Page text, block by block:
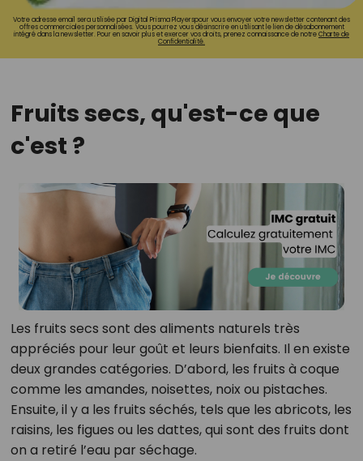
Votre adresse email sera utilisée par Digital Prisma Playerspour vous envoyer votre newsletter contenant des
offres commerciales personnalisées. Vous pourrez vous désinscrire en utilisant le lien de désabonnement
intégré dans la newsletter. Pour en savoir plus et exercer vos droits, prenez connaissance de notreCharte de
Confidentialité.
Fruits secs, qu'est-ce que
c'est ?
Les fruits secs sont des aliments naturels très
appréciés pour leur goût et leurs bienfaits. Il en existe
deux grandes catégories. D’abord, les fruits à coque
comme les amandes, noisettes, noix ou pistaches.
Ensuite, il y a les fruits séchés, tels que les abricots, les
raisins, les figues ou les dattes, qui sont des fruits dont
on a retiré l’eau par séchage.